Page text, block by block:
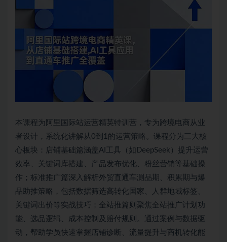
本课程为阿里国际站运营精英特训营，专为跨境电商从业
者设计，系统化讲解从0到1的运营策略。课程分为三大核
心板块：店铺基础篇涵盖AI工具（如DeepSeek）提升运营
效率、关键词库搭建、产品发布优化、粉丝营销等基础操
作；标准推广篇深入解析外贸直通车测品期、积累期与爆
品助推策略，包括数据筛选高转化国家、人群地域标签、
关键词出价等实战技巧；全站推篇则聚焦全站推广计划功
能、选品逻辑、成本控制及赔付规则。通过案例与数据驱
动，帮助学员快速掌握店铺诊断、流量提升与商机转化能